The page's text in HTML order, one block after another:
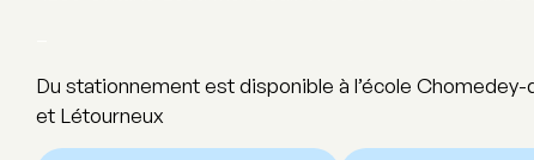
Du stationnement est disponible à l’école
et Létourneux